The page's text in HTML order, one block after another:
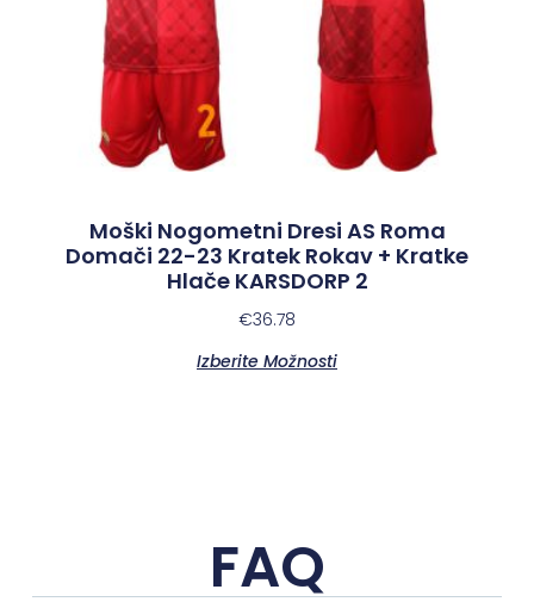
Moški Nogometni Dresi AS Roma
Domači 22-23 Kratek Rokav + Kratke
Hlače KARSDORP 2
€36.78
Izberite Možnosti
FAQ